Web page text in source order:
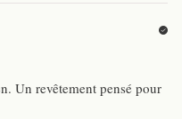
Un revêtement pensé pour